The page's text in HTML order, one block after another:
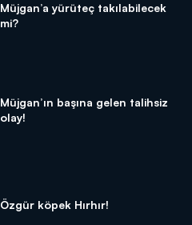
Müjgan’a yürüteç takılabilecek
mi?
Müjgan’ın başına gelen talihsiz
olay!
Özgür köpek Hırhır!